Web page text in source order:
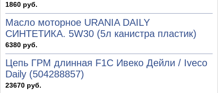
1860 руб.
Масло моторное URANIA DAILY
СИНТЕТИКА. 5W30 (5л канистра пластик)
6380 руб.
Цепь ГРМ длинная F1C Ивеко Дейли / Iveco
Daily (504288857)
23670 руб.